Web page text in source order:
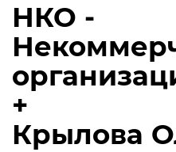
НКО -
+
Крылова